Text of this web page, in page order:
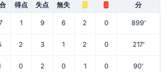
得点 失点 無失 分
1 9 6 2 0 899'
2 3 1 2 0 217'
0 2 0 1 0 90'